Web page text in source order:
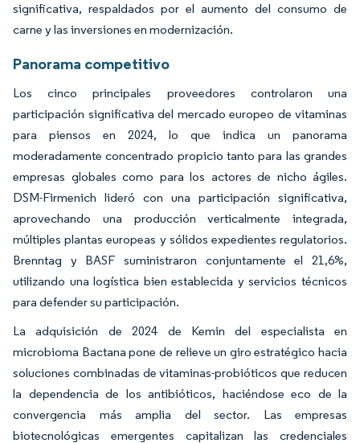
significativa, respaldados por el aumento del consumo de
carne y las inversiones en modernización.
Panorama competitivo
Los cinco principales proveedores controlaron una
participación significativa del mercado europeo de vitaminas
para piensos en 2024, lo que indica un panorama
moderadamente concentrado propicio tanto para las grandes
empresas globales como para los actores de nicho ágiles.
DSM-Firmenich lideró con una participación significativa,
aprovechando una producción verticalmente integrada,
múltiples plantas europeas y sólidos expedientes regulatorios.
Brenntag y BASF suministraron conjuntamente el 21,6%,
utilizando una logística bien establecida y servicios técnicos
para defender su participación.
La adquisición de 2024 de Kemin del especialista en
microbioma Bactana pone de relieve un giro estratégico hacia
soluciones combinadas de vitaminas-probióticos que reducen
la dependencia de los antibióticos, haciéndose eco de la
convergencia más amplia del sector. Las empresas
biotecnológicas emergentes capitalizan las credenciales